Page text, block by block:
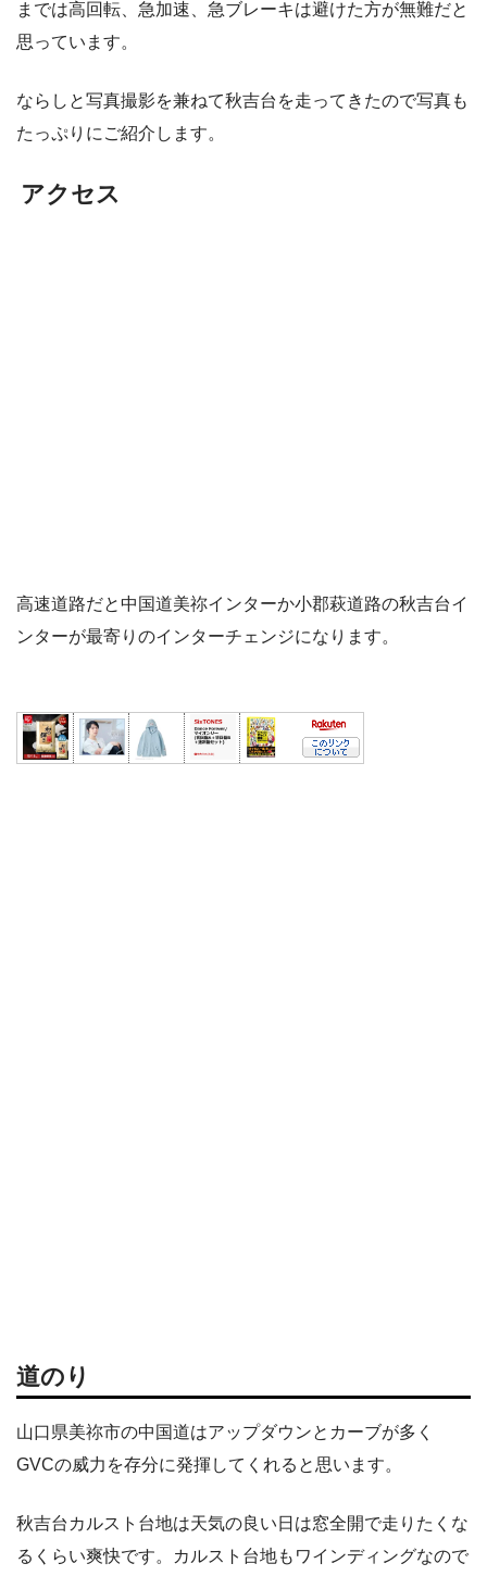
までは高回転、急加速、急ブレーキは避けた方が無難だと
思っています。
ならしと写真撮影を兼ねて秋吉台を走ってきたので写真も
たっぷりにご紹介します。
アクセス
高速道路だと中国道美祢インターか小郡萩道路の秋吉台イ
ンターが最寄りのインターチェンジになります。
道のり
山口県美祢市の中国道はアップダウンとカーブが多く
GVCの威力を存分に発揮してくれると思います。
秋吉台カルスト台地は天気の良い日は窓全開で走りたくな
るくらい爽快です。カルスト台地もワインディングなので